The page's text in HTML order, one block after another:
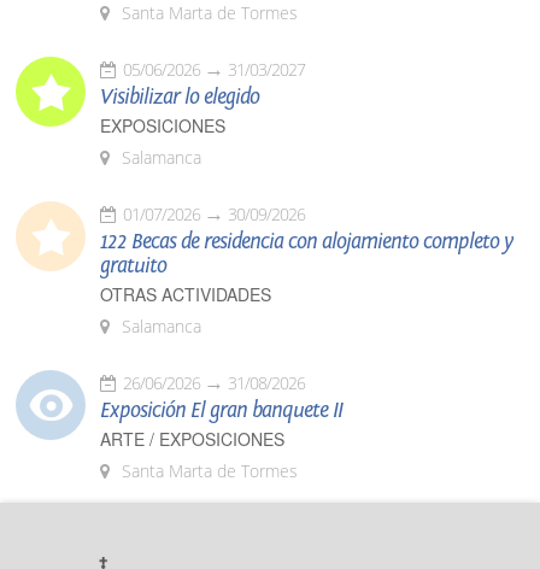
Santa Marta de Tormes
05/06/2026 31/03/2027
Visibilizar lo elegido
EXPOSICIONES
Salamanca
01/07/2026 30/09/2026
122 Becas de residencia con alojamiento completo y
gratuito
OTRAS ACTIVIDADES
Salamanca
26/06/2026 31/08/2026
Exposición El gran banquete II
ARTE / EXPOSICIONES
Santa Marta de Tormes